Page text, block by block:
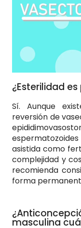
¿Esterilidad
Sí. Aunque
reversión de
asistida como
complejidad y
recomienda
forma
masculina